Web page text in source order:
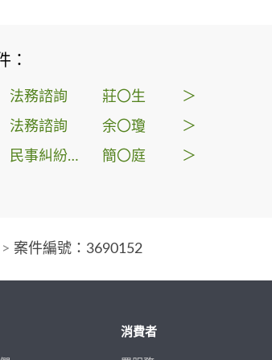
：
法務諮詢 莊〇生 ＞
法務諮詢 余〇瓊 ＞
民事糾紛處理 簡〇庭 ＞
> 案件編號：3690152
消費者